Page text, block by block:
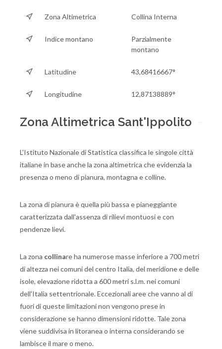
Zona Altimetrica Collina Interna
Indice montano
Parzialmente
montano
Latitudine 43,68416667°
Longitudine 12,87138889°
Zona Altimetrica Sant'Ippolito
L'Istituto Nazionale di Statistica classifica le singole città
italiane in base anche la zona altimetrica che evidenzia la
presenza o meno di pianura, montagna e colline.
La zona di pianura è quella più bassa e pianeggiante
caratterizzata dall'assenza di rilievi montuosi e con
pendenze lievi.
La zona collinare ha numerose masse inferiore a 700 metri
di altezza nei comuni del centro Italia, del meridione e delle
isole, elevazione ridotta a 600 metri s.l.m. nei comuni
dell'Italia settentrionale. Eccezionali aree che vanno al di
fuori di queste limitazioni non vengono prese in
considerazione se hanno dimensioni ridotte. Tale zona
viene suddivisa in litoranea o interna considerando se
lambisce il mare o meno.